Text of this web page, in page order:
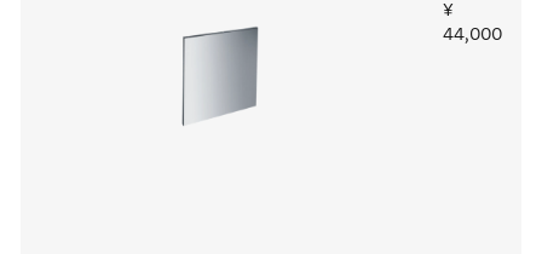
¥
44,000